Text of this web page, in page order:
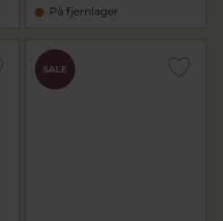
På fjernlager
SALE